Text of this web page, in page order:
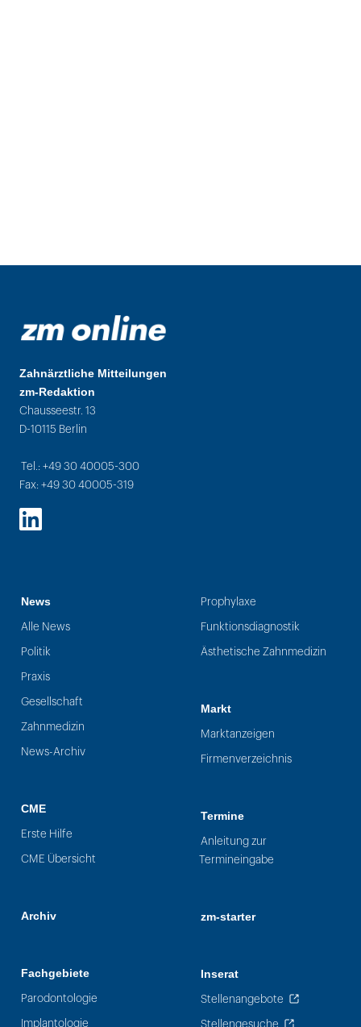
Zahnärztliche Mitteilungen
zm-Redaktion
Chausseestr. 13
D-10115 Berlin
Tel.: +49 30 40005-300
Fax: +49 30 40005-319
LinkedIn
News
Alle News
Politik
Praxis
Gesellschaft
Zahnmedizin
News-Archiv
CME
Erste Hilfe
CME Übersicht
Archiv
Fachgebiete
Parodontologie
Implantologie
Prophylaxe
Funktionsdiagnostik
Ästhetische Zahnmedizin
Markt
Marktanzeigen
Firmenverzeichnis
Termine
Anleitung zur
Termineingabe
zm-starter
Inserat
Stellenangebote
Stellengesuche